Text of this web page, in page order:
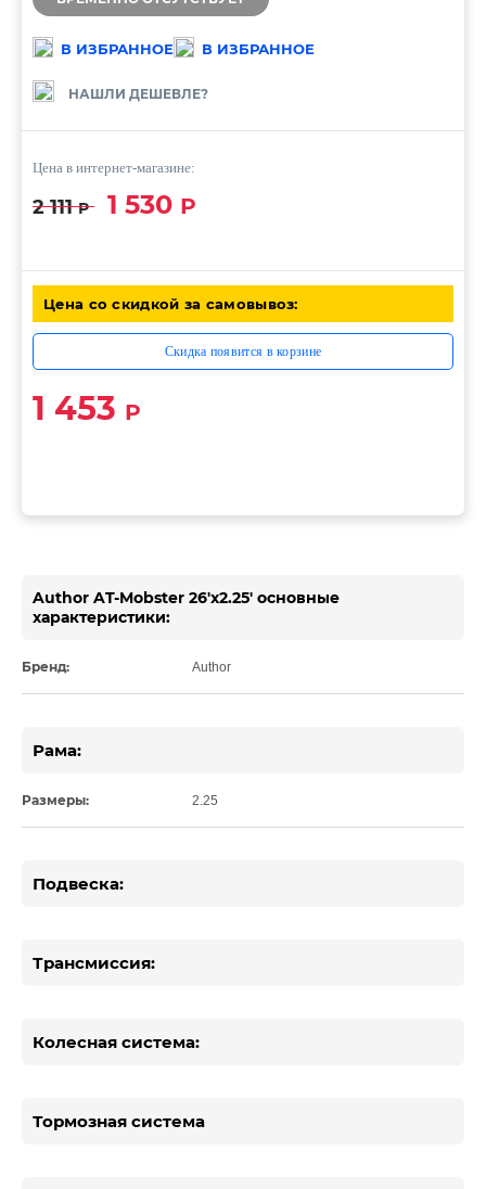
В ИЗБРАННОЕ В ИЗБРАННОЕ
НАШЛИ ДЕШЕВЛЕ?
Цена в интернет-магазине:
2 111Р 1 530 Р
Цена со скидкой за самовывоз:
Скидка появится в корзине
1 453 Р
Author AT-Mobster 26'x2.25' основные
характеристики:
Бренд: Author
Рама:
Размеры: 2.25
Подвеска:
Трансмиссия:
Колесная система:
Тормозная система